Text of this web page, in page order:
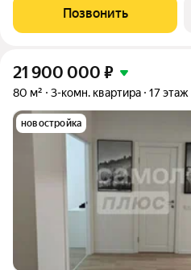
этаже, в жилом комплексе
время, предлагаем сделать
Позвонить
21 900 000 ₽
80 м² 3-комн. квартира 17 этаж
новостройка